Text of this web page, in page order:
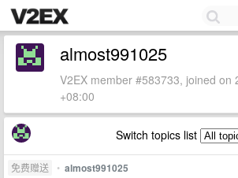
almost991025
V2EX member #583733, joined on
+08:00
Switch topics list
免费赠送 • almost991025